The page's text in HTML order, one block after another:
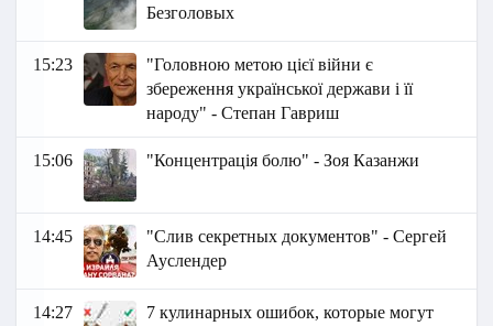
Безголовых
15:23
"Головною метою цієї війни є
збереження української держави і її
народу" - Степан Гавриш
15:06 "Концентрація болю" - Зоя Казанжи
14:45
"Слив секретных документов" - Сергей
Ауслендер
14:27
7 кулинарных ошибок, которые могут